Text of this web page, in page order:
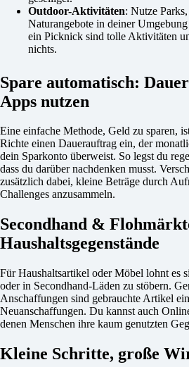
Outdoor-Aktivitäten: Nutze
Naturangebote in deiner
ein Picknick sind tolle Aktivitäten
nichts.
Spare automatisch:
Apps nutzen
Eine einfache Methode, Geld zu sparen,
Richte einen Dauerauftrag ein, der
dein Sparkonto überweist. So legst du
dass du darüber nachdenken musst.
zusätzlich dabei, kleine Beträge durch
Challenges anzusammeln.
Secondhand &
Haushaltsgegenstände
Für Haushaltsartikel oder Möbel lohnt es
oder in Secondhand-Läden zu stöbern.
Anschaffungen sind gebrauchte Artikel
Neuanschaffungen. Du kannst auch
denen Menschen ihre kaum genutzten
Kleine Schritte, große